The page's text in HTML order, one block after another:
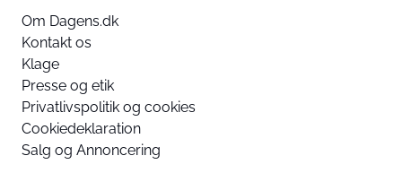
Om Dagens.dk
Kontakt os
Klage
Presse og etik
Privatlivspolitik og cookies
Cookiedeklaration
Salg og Annoncering